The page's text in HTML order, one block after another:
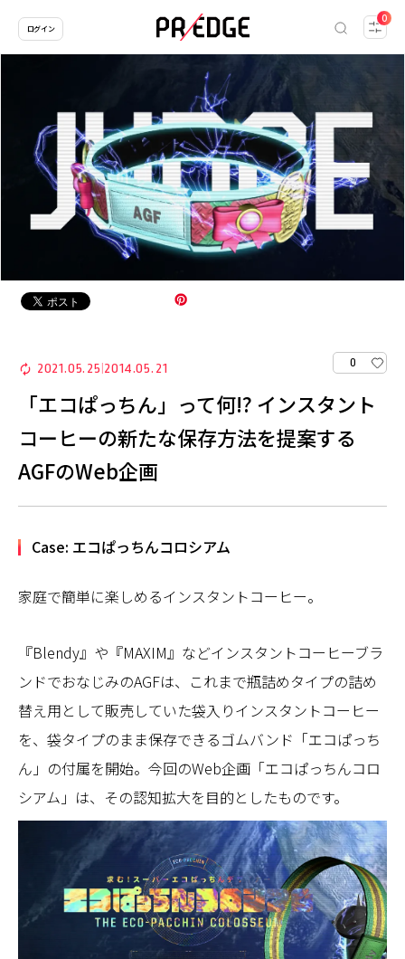
0
ログイン
2021.05.25 2014.05.21 0
「エコぱっちん」って何!? インスタント
コーヒーの新たな保存方法を提案する
AGFのWeb企画
Case: エコぱっちんコロシアム
家庭で簡単に楽しめるインスタントコーヒー。
『Blendy』や『MAXIM』などインスタントコーヒーブラ
ンドでおなじみのAGFは、これまで瓶詰めタイプの詰め
替え用として販売していた袋入りインスタントコーヒー
を、袋タイプのまま保存できるゴムバンド「エコぱっち
ん」の付属を開始。今回のWeb企画「エコぱっちんコロ
シアム」は、その認知拡大を目的としたものです。